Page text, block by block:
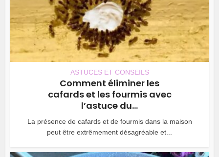
ASTUCES ET CONSEILS
Comment éliminer les
cafards et les fourmis avec
l’astuce du...
La présence de cafards et de fourmis dans la maison
peut être extrêmement désagréable et...